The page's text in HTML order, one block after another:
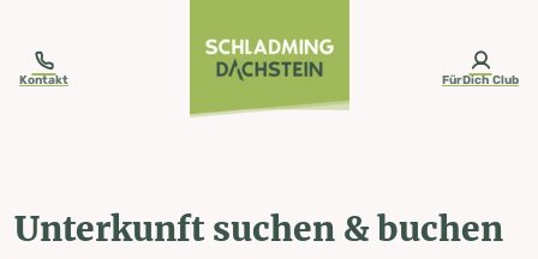
Kontakt FürDich Club
Unterkunft suchen & buchen